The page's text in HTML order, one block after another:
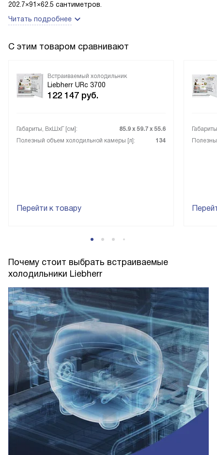
202.7×91×62.5 сантиметров.
Читать подробнее
С этим товаром сравнивают
Встраиваемый холодильник
Liebherr URc 3700
122 147 руб.
Габариты, ВxШxГ [см]:
85.9 х 59.7 х 55.6
Полезный объем холодильной камеры [л]:
134
Перейти к товару
Почему стоит выбрать встраиваемые
холодильники Liebherr